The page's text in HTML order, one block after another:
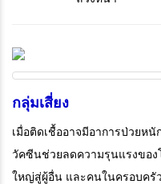
กลุ่มเสี่ยง
เมื่อติดเชื้ออาจมีอาการป่วย
วัคซีนช่วยลดความรุนแรงของ
ใหญ่สู่ผู้อื่น และคนในครอบครั